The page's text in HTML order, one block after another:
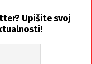
Upišite svoj